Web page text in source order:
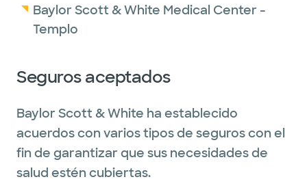
Baylor Scott & White Medical Center -
Templo
Seguros aceptados
Baylor Scott & White ha establecido
acuerdos con varios tipos de seguros con el
fin de garantizar que sus necesidades de
salud estén cubiertas.